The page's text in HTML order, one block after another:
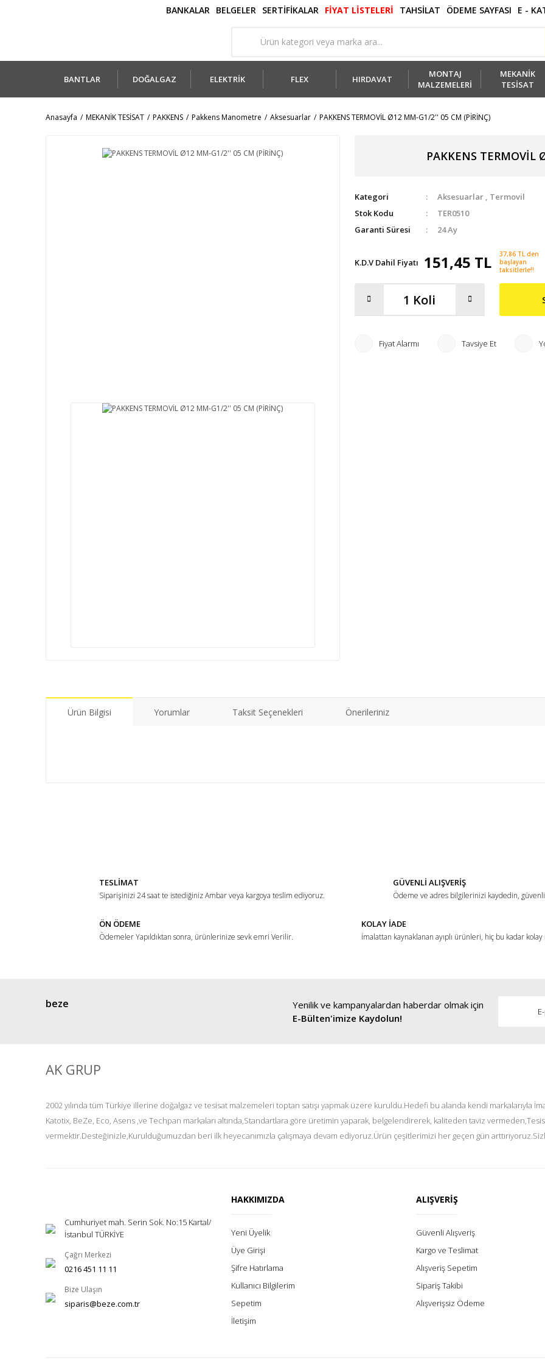
BANKALAR BELGELER SERTİFİKALAR FİYAT LİSTELERİ TAHSİLAT ÖDEME SAYFASI E -
BANTLAR DOĞALGAZ ELEKTRİK FLEX HIRDAVAT
MONTAJ
MALZEMELERİ
MEKANİK
TESİSAT
Anasayfa MEKANİK TESİSAT PAKKENS Pakkens Manometre Aksesuarlar PAKKENS TERMOVİL Ø12 MM-G1/2'' 05 CM (PİRİNÇ)
PAKKENS
Kategori Aksesuarlar , Termovil
Stok Kodu
TER0510
Garanti Süresi
24 Ay
K.D.V Dahil Fiyatı 151,45 TL
37,86 TL den
başlayan
taksitlerle!!
Fiyat Alarmı Tavsiye Et
Ürün Bilgisi Yorumlar Taksit Seçenekleri Önerileriniz
Ürün bilgilerinde hatalar bulunuyor.
Bu ürüne benzer farklı alternatifler olmalı.
Gönder
TESLİMAT
Siparişinizi 24 saat te istediğiniz Ambar veya kargoya teslim ediyoruz.
GÜVENLİ ALIŞVERİŞ
Ödeme ve adres bilgilerinizi kaydedin, güvenli
ÖN ÖDEME
Ödemeler Yapıldıktan sonra, ürünlerinize sevk emri Verilir.
KOLAY İADE
İmalattan kaynaklanan ayıplı ürünleri, hiç bu kadar kolay
beze
Yenilik ve kampanyalardan haberdar olmak için
E-Bülten'imize Kaydolun!
AK GRUP
2002 yılında tüm Türkiye illerine doğalgaz ve tesisat malzemeleri toptan satışı yapmak üzere kuruldu.Hedefi bu alanda kendi markalarıyla
Katotix, BeZe, Eco, Asens ,ve Techpan markaları altında,Standartlara göre üretimin yaparak, belgelendirerek, kaliteden taviz
vermektir.Desteğinizle,Kurulduğumuzdan beri ilk heyecanımızla çalışmaya devam ediyoruz.Ürün çeşitlerimizi her geçen gün
Cumhuriyet mah. Serin Sok. No:15 Kartal/
İstanbul TÜRKİYE
Çağrı Merkezi
0216 451 11 11
Bize Ulaşın
siparis@beze.com.tr
HAKKIMIZDA
Yeni Üyelik
Üye Girişi
Şifre Hatırlama
Kullanıcı Bilgilerim
Sepetim
İletişim
ALIŞVERİŞ
Güvenli Alışveriş
Kargo ve Teslimat
Alışveriş Sepetim
Sipariş Takibi
Alışverişsiz Ödeme